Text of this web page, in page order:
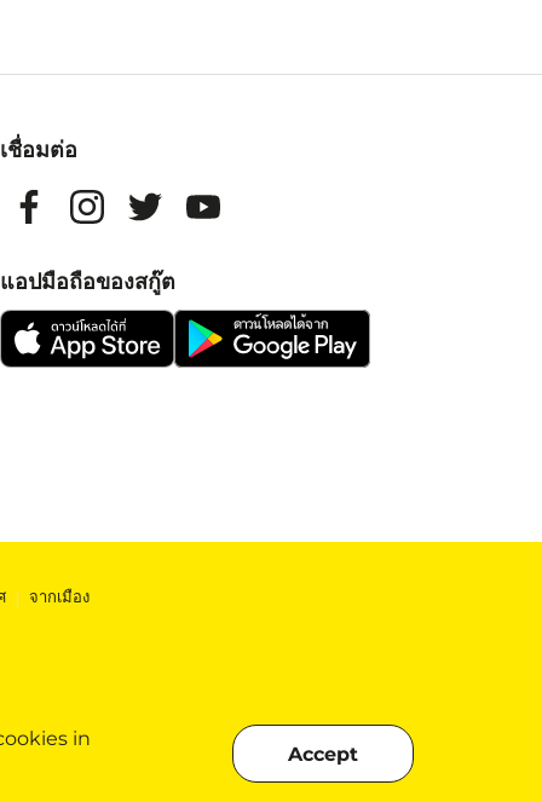
in
Accept
เชื่อมต่อ
แอปมือถือของสกู๊ต
| จากเมือง